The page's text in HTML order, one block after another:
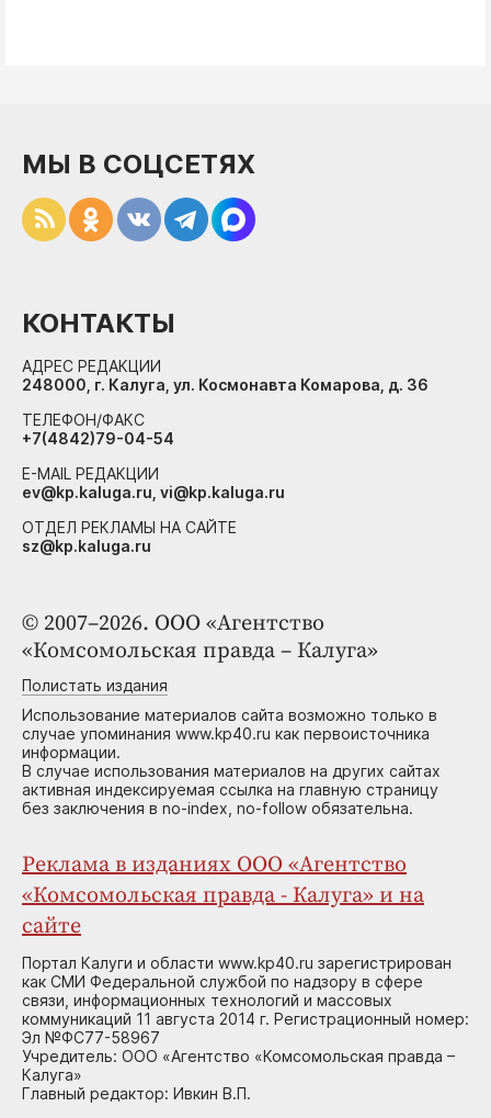
© 2007–2026. ООО «Агентство
«Комсомольская правда – Калуга»
Полистать издания
Использование материалов сайта возможно только в
случае упоминания www.kp40.ru как первоисточника
информации.
В случае использования материалов на других сайтах
активная индексируемая ссылка на главную страницу
без заключения в no-index, no-follow обязательна.
Реклама в изданиях ООО «Агентство
«Комсомольская правда - Калуга» и на
сайте
Портал Калуги и области www.kp40.ru зарегистрирован
как СМИ Федеральной службой по надзору в сфере
связи, информационных технологий и массовых
коммуникаций 11 августа 2014 г. Регистрационный номер:
Эл №ФС77-58967
Учредитель: ООО «Агентство «Комсомольская правда –
Калуга»
Главный редактор: Ивкин В.П.
МЫ В СОЦСЕТЯХ
КОНТАКТЫ
АДРЕС РЕДАКЦИИ
248000, г. Калуга, ул. Космонавта Комарова, д. 36
ТЕЛЕФОН/ФАКС
+7(4842)79-04-54
E-MAIL РЕДАКЦИИ
ev@kp.kaluga.ru, vi@kp.kaluga.ru
ОТДЕЛ РЕКЛАМЫ НА САЙТЕ
sz@kp.kaluga.ru